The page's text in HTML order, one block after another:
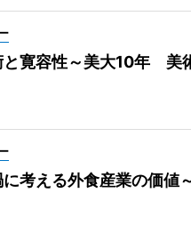
と寛容性～美大10年 美
に考える外食産業の価値